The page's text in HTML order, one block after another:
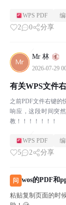
WPS PDF
2 0 分享
Mr 林
2026-07-29
有关WPS文件
之前PDF文件右键的
响应，这段时间突
教！！！！！！！
WPS PDF
5 2 分享
问 wos的PDF和
粘贴复制页面的时